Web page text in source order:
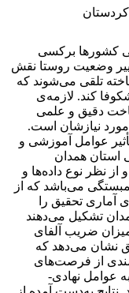
کردستان
کشورها برکسی
وضعیت روستا نقش
تلقی می‌شوند که
کند. لازمه‌ی
دقیق و علمی
نیازشان است.
عوامل آموزشی و
استان همدان
نظر نوع داده‌ها و
می‌باشد که از
تحقیق را
تشکیل می‌دهند
میزان ضریب آلفای
تحقیق نشان می‌دهد که
از فرصت‌های
عوامل نهادی-